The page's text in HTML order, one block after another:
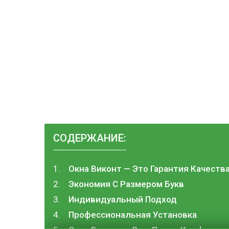
СОДЕРЖАНИЕ:
Окна Виконт — Это Гарантия
Экономия С Размером Букв
Индивидуальный Подход
Профессиональная Установка